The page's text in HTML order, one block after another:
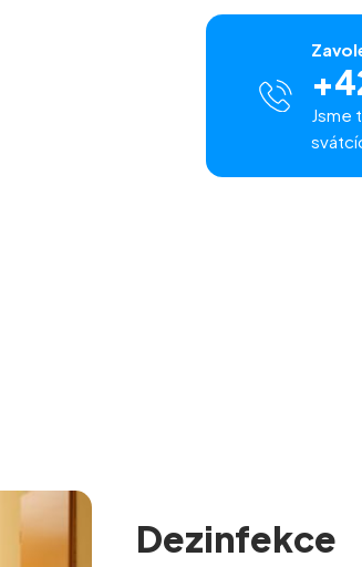
Jsme
Dezinfekce